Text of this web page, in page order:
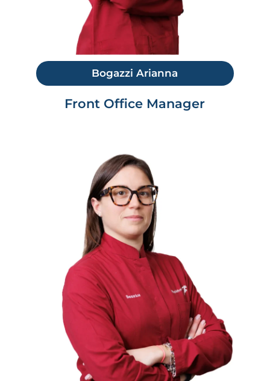
Bogazzi Arianna
Front Office Manager